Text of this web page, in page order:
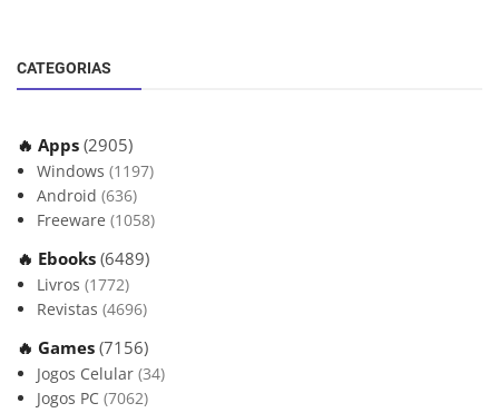
CATEGORIAS
🔥 Apps (2905)
Windows (1197)
Android (636)
Freeware (1058)
🔥 Ebooks (6489)
Livros (1772)
Revistas (4696)
🔥 Games (7156)
Jogos Celular (34)
Jogos PC (7062)